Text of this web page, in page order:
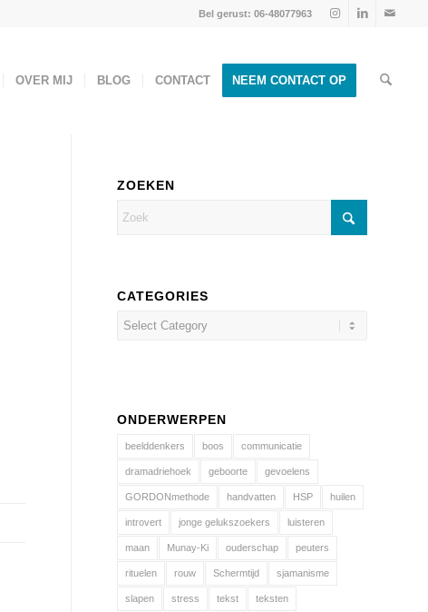
Bel gerust: 06-48077963
OVER MIJ BLOG CONTACT NEEM CONTACT OP
ZOEKEN
CATEGORIES
ONDERWERPEN
beelddenkers boos communicatie
dramadriehoek geboorte gevoelens
GORDONmethode handvatten HSP huilen
introvert jonge gelukszoekers luisteren
maan Munay-Ki ouderschap peuters
rituelen rouw Schermtijd sjamanisme
slapen stress tekst teksten